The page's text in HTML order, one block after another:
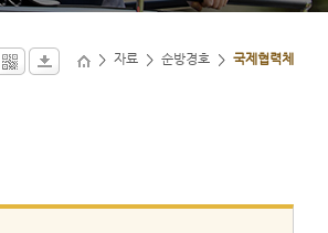
자료 순방경호 국제협력체